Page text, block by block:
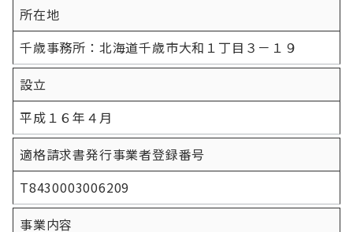
所在地
千歳事務所：北海道千歳市大和１丁目３－１９
設立
平成１６年４月
適格請求書発行事業者登録番号
T8430003006209
事業内容